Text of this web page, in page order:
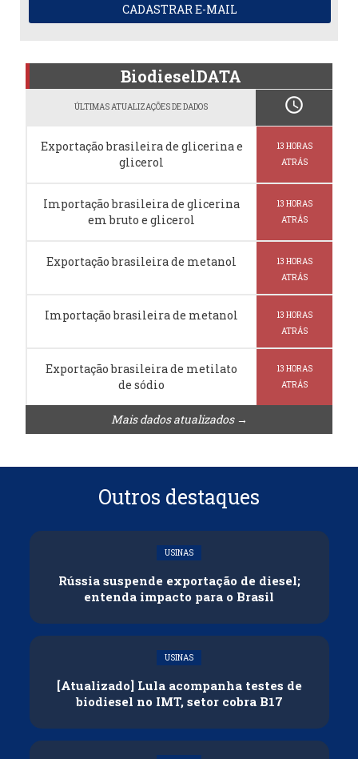
CADASTRAR E-MAIL
BiodieselDATA
ÚLTIMAS ATUALIZAÇÕES DE DADOS schedule
Exportação brasileira de glicerina e
glicerol
13 HORAS
ATRÁS
Importação brasileira de glicerina
em bruto e glicerol
13 HORAS
ATRÁS
Exportação brasileira de metanol
13 HORAS
ATRÁS
Importação brasileira de metanol
13 HORAS
ATRÁS
Exportação brasileira de metilato
de sódio
13 HORAS
ATRÁS
Mais dados atualizados →
Outros destaques
USINAS
Rússia suspende exportação de diesel;
entenda impacto para o Brasil
USINAS
[Atualizado] Lula acompanha testes de
biodiesel no IMT, setor cobra B17